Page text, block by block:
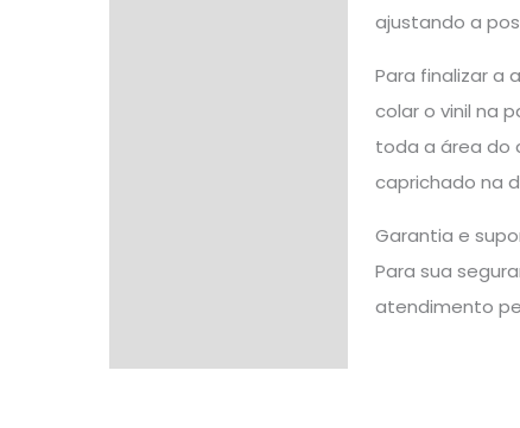
ajustando a
Para finalizar a
colar o vinil na
toda a área do
caprichado na
Garantia e
Para sua
atendimento